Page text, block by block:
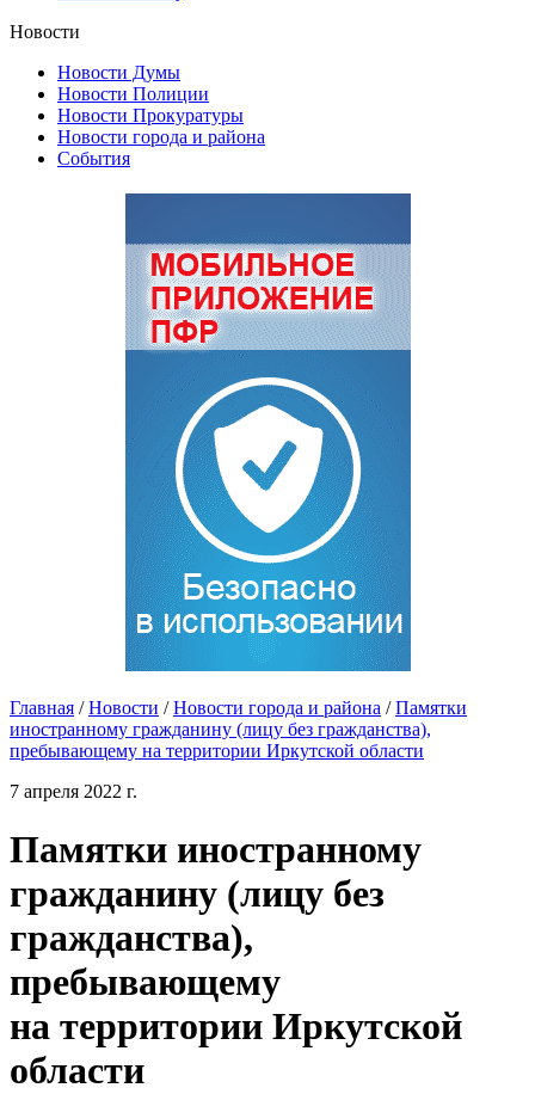
Новости
Новости Думы
Новости Полиции
Новости Прокуратуры
Новости города и района
События
Главная / Новости / Новости города и района / Памятки
иностранному гражданину (лицу без гражданства),
пребывающему на территории Иркутской области
7 апреля 2022 г.
Памятки иностранному
гражданину (лицу без
гражданства),
пребывающему
на территории Иркутской
области